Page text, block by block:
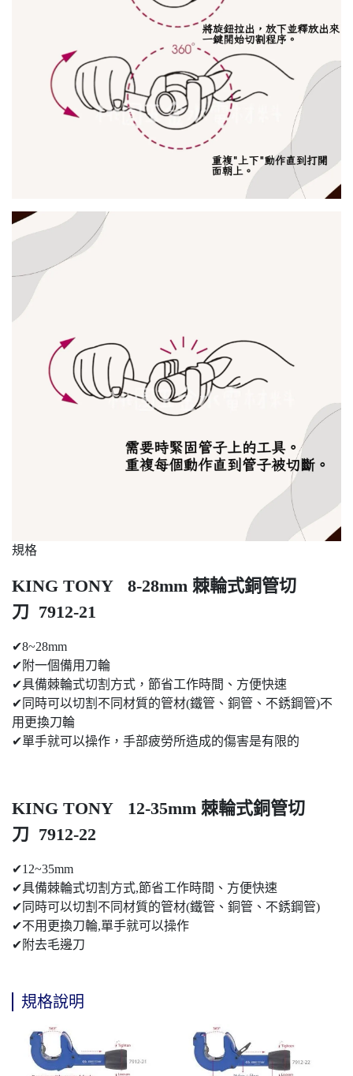
規格
KING TONY 8-28mm 棘輪式銅管切
刀 7912-21
✔8~28mm
✔附一個備用刀輪
✔具備棘輪式切割方式，節省工作時間、方便快速
✔同時可以切割不同材質的管材(鐵管、銅管、不銹鋼管)不
用更換刀輪
✔單手就可以操作，手部疲勞所造成的傷害是有限的
KING TONY 12-35mm 棘輪式銅管切
刀 7912-22
✔12~35mm
✔具備棘輪式切割方式,節省工作時間、方便快速
✔同時可以切割不同材質的管材(鐵管、銅管、不銹鋼管)
✔不用更換刀輪,單手就可以操作
✔附去毛邊刀
規格說明